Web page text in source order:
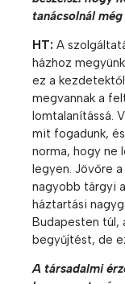
tanácsolnál
HT: A
házhoz
ez a
megvannak a
lomtalanítássá.
mit fogadunk,
norma, hogy ne
legyen. Jövőre
nagyobb tárgyi
háztartási
Budapesten túl,
begyűjtést, de
A társadalmi